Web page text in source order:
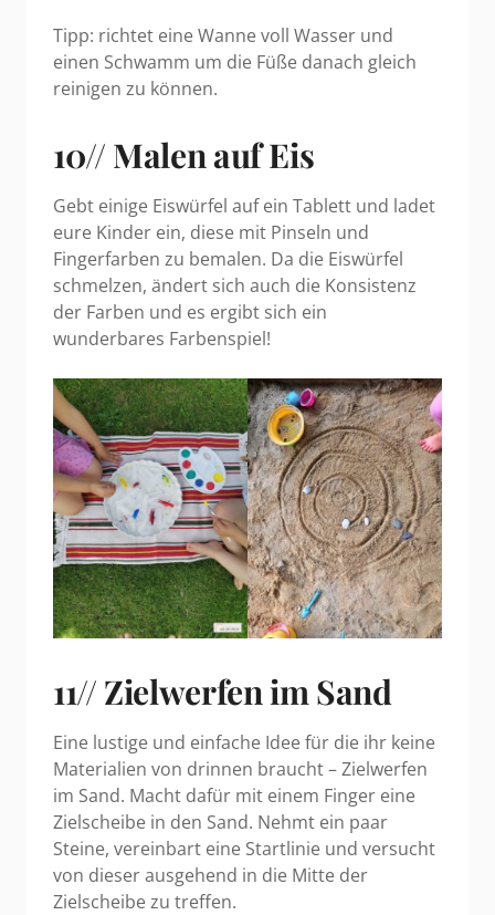
Tipp: richtet eine Wanne voll Wasser und
einen Schwamm um die Füße danach gleich
reinigen zu können.
10// Malen auf Eis
Gebt einige Eiswürfel auf ein Tablett und ladet
eure Kinder ein, diese mit Pinseln und
Fingerfarben zu bemalen. Da die Eiswürfel
schmelzen, ändert sich auch die Konsistenz
der Farben und es ergibt sich ein
wunderbares Farbenspiel!
11// Zielwerfen im Sand
Eine lustige und einfache Idee für die ihr keine
Materialien von drinnen braucht – Zielwerfen
im Sand. Macht dafür mit einem Finger eine
Zielscheibe in den Sand. Nehmt ein paar
Steine, vereinbart eine Startlinie und versucht
von dieser ausgehend in die Mitte der
Zielscheibe zu treffen.